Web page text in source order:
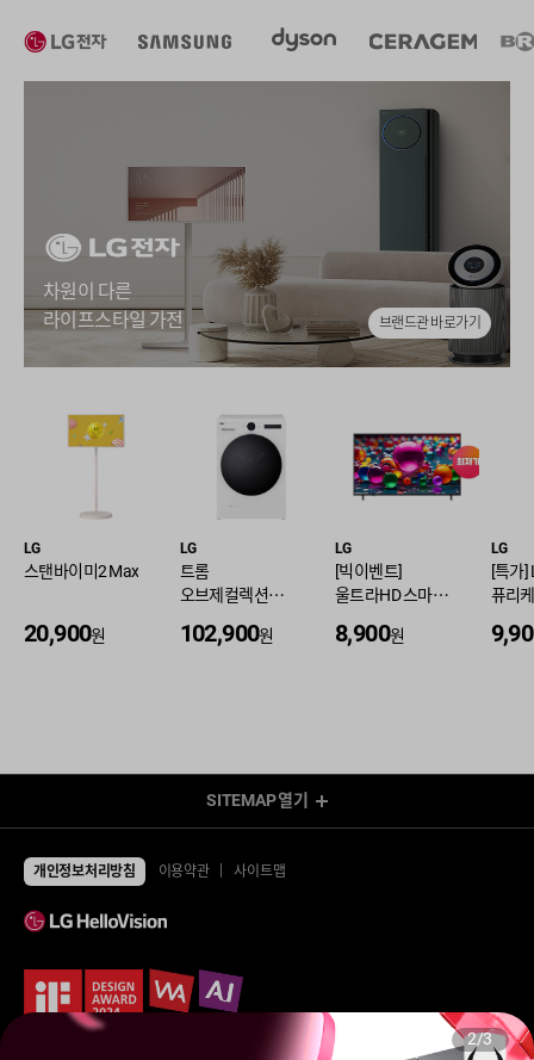
차원이 다른
라이프스타일 가전
브랜드관 바로가기
LG
스탠바이미2 Max
20,900원
LG
트롬
오브제컬렉션
25kg+ 건조 15kg
102,900원
LG
[빅이벤트]
울트라HD 스마트
8,900원
LG
[특가]
퓨리
플러
전체상품
에어컨
냉난방기/선풍기
가습기
업소용 에어컨
TV
냉동고
업소용 냉장고
SITEMAP열기
개인정보처리방침 이용약관 사이트맵
2/3